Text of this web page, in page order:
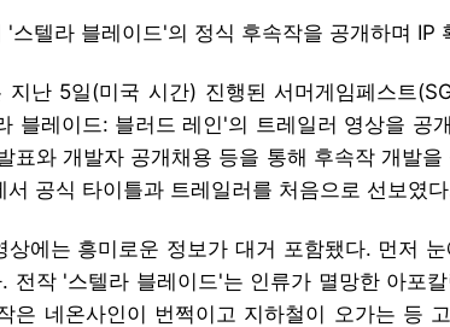
'스텔라 블레이드'의 정식 후속작을 공개하며 IP
지난 5일(미국 시간) 진행된 서머게임페스트
블레이드: 블러드 레인'의 트레일러 영상을 공
표와 개발자 공개채용 등을 통해 후속작 개발
서 공식 타이틀과 트레일러를 처음으로 선보였
상에는 흥미로운 정보가 대거 포함됐다. 먼저
전작 '스텔라 블레이드'는 인류가 멸망한 아포
은 네온사인이 번쩍이고 지하철이 오가는 등